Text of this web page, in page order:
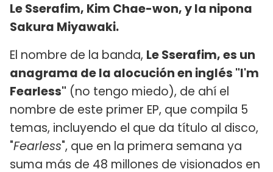
Le Sserafim, Kim Chae-won, y la nipona
Sakura Miyawaki.
El nombre de la banda, Le Sserafim, es un
anagrama de la alocución en inglés "I'm
Fearless" (no tengo miedo), de ahí el
nombre de este primer EP, que compila 5
temas, incluyendo el que da título al disco,
"Fearless", que en la primera semana ya
suma más de 48 millones de visionados en